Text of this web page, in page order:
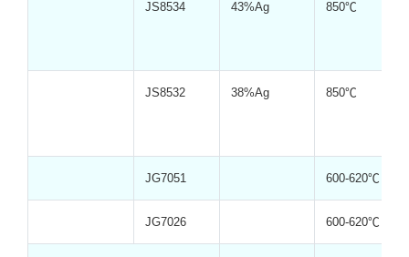
JS8534 43%Ag 850℃
JS8532 38%Ag 850℃
JG7051 600-620℃
JG7026 600-620℃